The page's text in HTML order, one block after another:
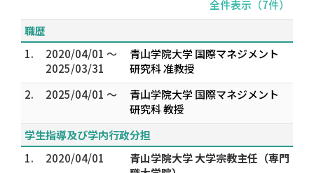
全件表示（7件）
職歴
1.
2020/04/01 ～
2025/03/31
青山学院大学 国際マネジメント
研究科 准教授
2.
2025/04/01 ～
青山学院大学 国際マネジメント
研究科 教授
学生指導及び学内行政分担
1.
2020/04/01
青山学院大学 大学宗教主任（専門